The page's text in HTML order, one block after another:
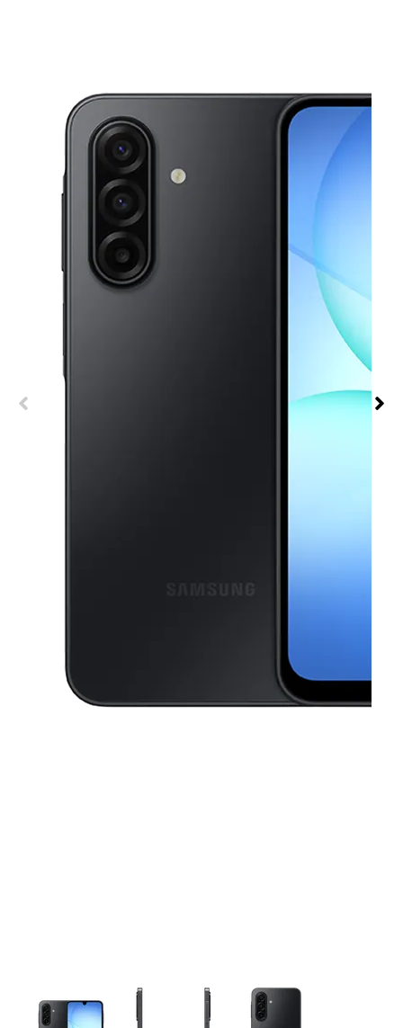
This carousel contains a column of small thumbnails. Selecting a